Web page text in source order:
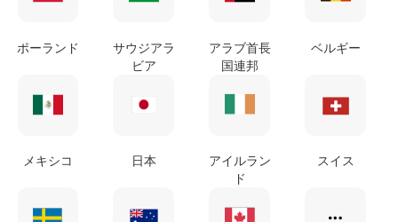
ポーランド
サウジアラ
ビア
アラブ首長
国連邦
ベルギー
メキシコ 日本
アイルラン
ド
スイス